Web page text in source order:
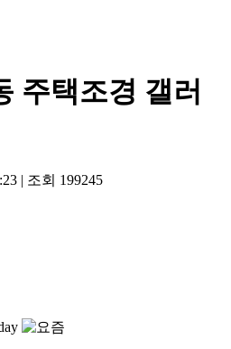
주택조경 갤러
| 조회 199245